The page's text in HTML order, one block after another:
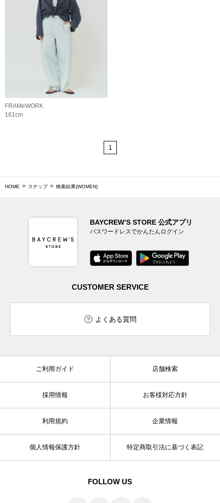
FRAMeWORK
161cm
1
HOME スナップ 検索結果(WOMEN)
BAYCREW’S STORE 公式アプリ
パスワードレスでかんたんログイン
CUSTOMER SERVICE
よくある質問
ご利用ガイド 店舗検索
採用情報 お客様対応方針
利用規約 企業情報
個人情報保護方針 特定商取引法に基づく表記
FOLLOW US